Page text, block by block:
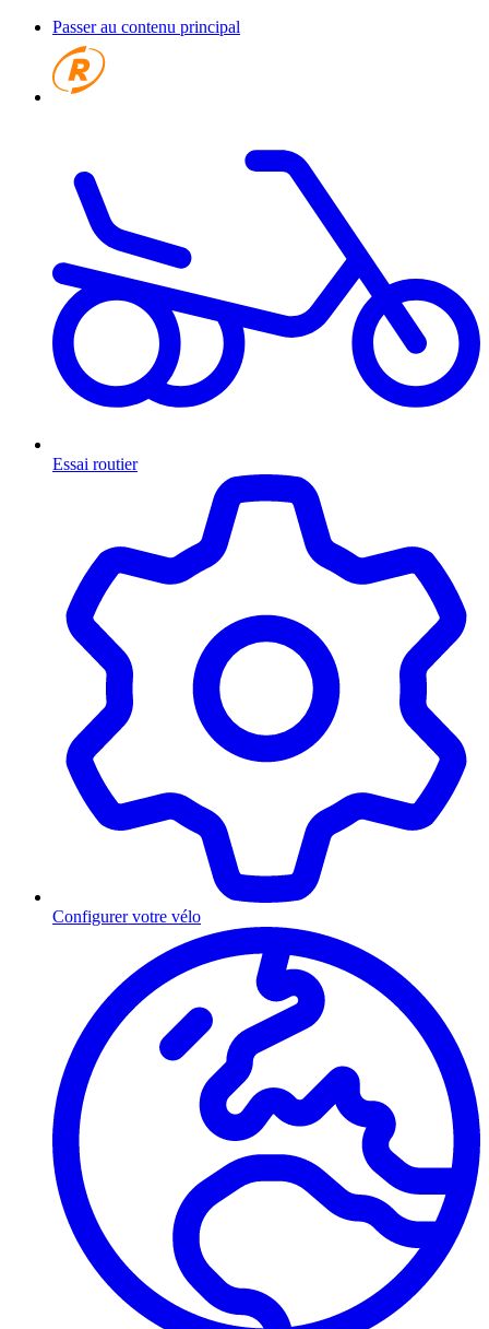
Passer au contenu principal
Essai routier
Configurer votre vélo